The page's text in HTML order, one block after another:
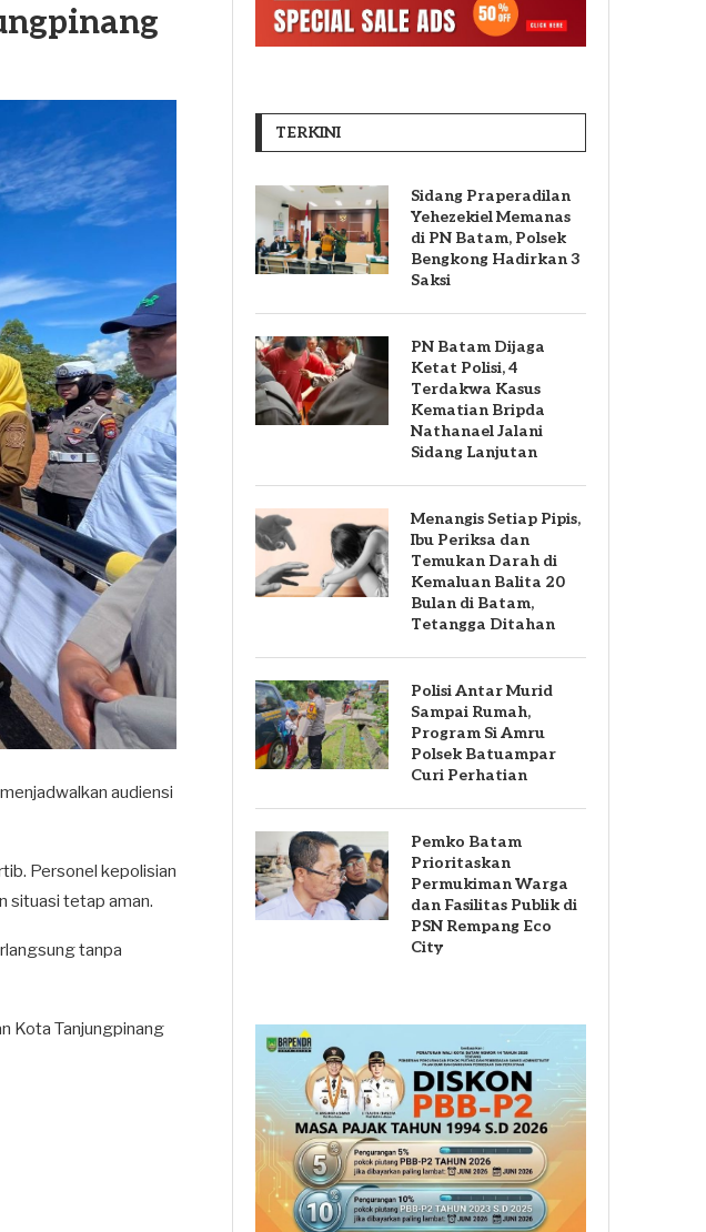
audiensi
Personel kepolisian
situasi tetap aman.
tanpa
Kota Tanjungpinang
TERKINI
Sidang Praperadilan
Yehezekiel Memanas
di PN Batam, Polsek
Bengkong Hadirkan 3
Saksi
PN Batam Dijaga
Ketat Polisi, 4
Terdakwa Kasus
Kematian Bripda
Nathanael Jalani
Sidang Lanjutan
Menangis Setiap Pipis,
Ibu Periksa dan
Temukan Darah di
Kemaluan Balita 20
Bulan di Batam,
Tetangga Ditahan
Polisi Antar Murid
Sampai Rumah,
Program Si Amru
Polsek Batuampar
Curi Perhatian
Pemko Batam
Prioritaskan
Permukiman Warga
dan Fasilitas Publik di
PSN Rempang Eco
City